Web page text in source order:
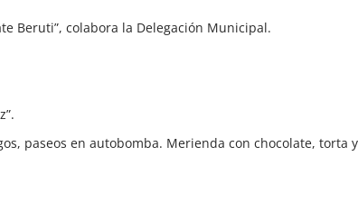
Beruti”, colabora la Delegación Municipal.
paseos en autobomba. Merienda con chocolate, torta